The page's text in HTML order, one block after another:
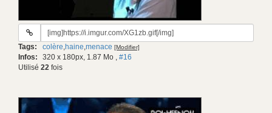
URL
gif:
Tags: colère,haine,menace [Modifier]
Infos: 320 x 180px, 1.87 Mo , #16
Utilisé 22 fois